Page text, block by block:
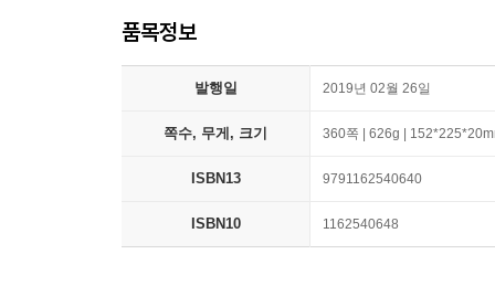
품목정보
발행일 2019년 02월 26일
쪽수, 무게, 크기 360쪽 | 626g |
ISBN13 9791162540640
ISBN10 1162540648